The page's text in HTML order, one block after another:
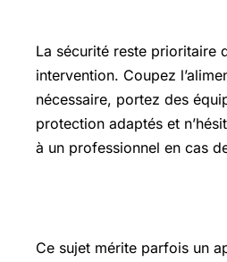
La sécurité reste prioritaire
intervention. Coupez
nécessaire, portez des
protection adaptés et
à un professionnel en cas
Ce sujet mérite parfois un